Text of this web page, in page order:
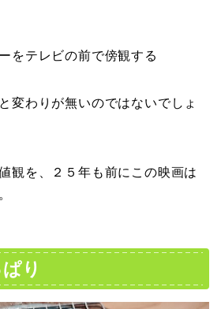
をテレビの前で傍観する
変わりが無いのではないでしょ
観を、２５年も前にこの映画は
り